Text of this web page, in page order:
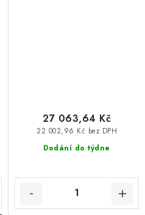
Dodání do týdne
22 002,96 Kč bez DPH
27 063,64 Kč